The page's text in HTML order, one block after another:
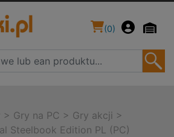
(0)
> Gry na PC > Gry akcji >
Steelbook Edition PL (PC)